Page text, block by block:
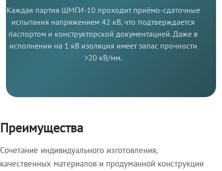
Каждая партия ШМГИ-10 проходит приёмо-сдаточные
испытания напряжением 42 кВ, что подтверждается
паспортом и конструкторской документацией. Даже в
исполнении на 1 кВ изоляция имеет запас прочности
>20 кВ/мм.
Преимущества
Сочетание индивидуального изготовления,
качественных материалов и продуманной конструкции